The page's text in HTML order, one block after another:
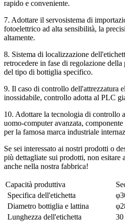
rapido e conveniente.
7. Adottare il servosistema di
fotoelettrico ad alta sensibilità, la
altamente.
8. Sistema di localizzazione
retrocedere in fase di regolazione
del tipo di bottiglia specifico.
9. Il caso di controllo dell'attrezzatura
inossidabile, controllo adotta al PLC
10. Adottare la tecnologia di controllo
uomo-computer avanzata,
per la famosa marca industriale
Se sei interessato ai nostri prodotti o
più dettagliate sui prodotti, non esitare
anche nella nostra fabbrica!
Capacità produttiva
Specifica dell'etichetta
Diametro bottiglia e lattina
Lunghezza dell'etichetta
30